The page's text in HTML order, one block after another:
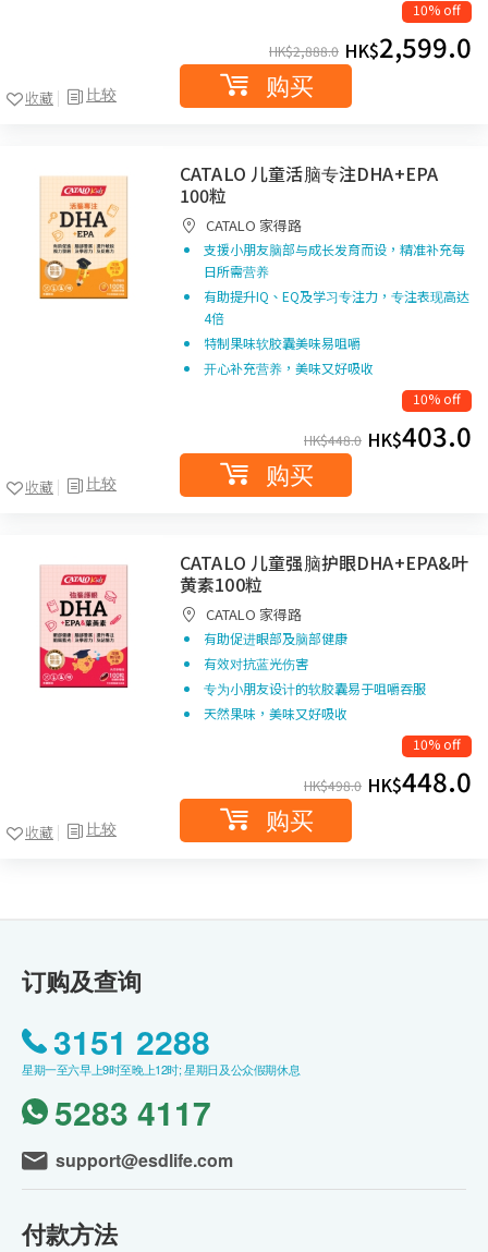
比较
收藏
10% off
HK$2,888.0 HK$2,599.0
购买
比较
收藏
CATALO 儿童活脑专注DHA+EPA
100粒
CATALO 家得路
支援小朋友脑部与成长发育而设，精准补充每
日所需营养
有助提升IQ、EQ及学习专注力，专注表现高达
4倍
特制果味软胶囊美味易咀嚼
开心补充营养，美味又好吸收
10% off
HK$448.0 HK$403.0
购买
比较
收藏
CATALO 儿童强脑护眼DHA+EPA&叶
黄素100粒
CATALO 家得路
有助促进眼部及脑部健康
有效对抗蓝光伤害
专为小朋友设计的软胶囊易于咀嚼吞服
天然果味，美味又好吸收
10% off
HK$498.0 HK$448.0
购买
订购及查询
3151 2288
星期一至六早上9时至晚上12时; 星期日及公众假期休息
5283 4117
support@esdlife.com
付款方法